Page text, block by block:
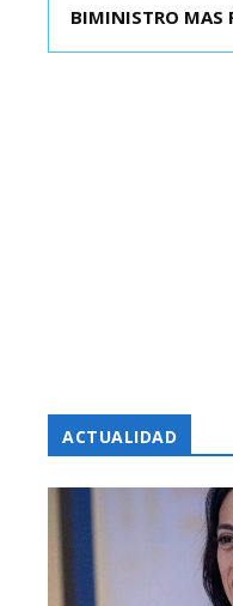
KAST SE REUNIÓ
BIMINISTRO MAS
ACTUALIDAD